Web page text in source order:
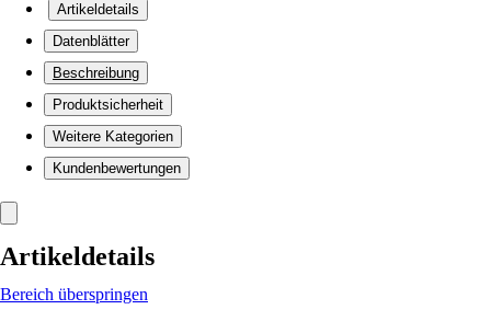
Artikeldetails
Datenblätter
Beschreibung
Produktsicherheit
Weitere Kategorien
Kundenbewertungen
Artikeldetails
Bereich überspringen